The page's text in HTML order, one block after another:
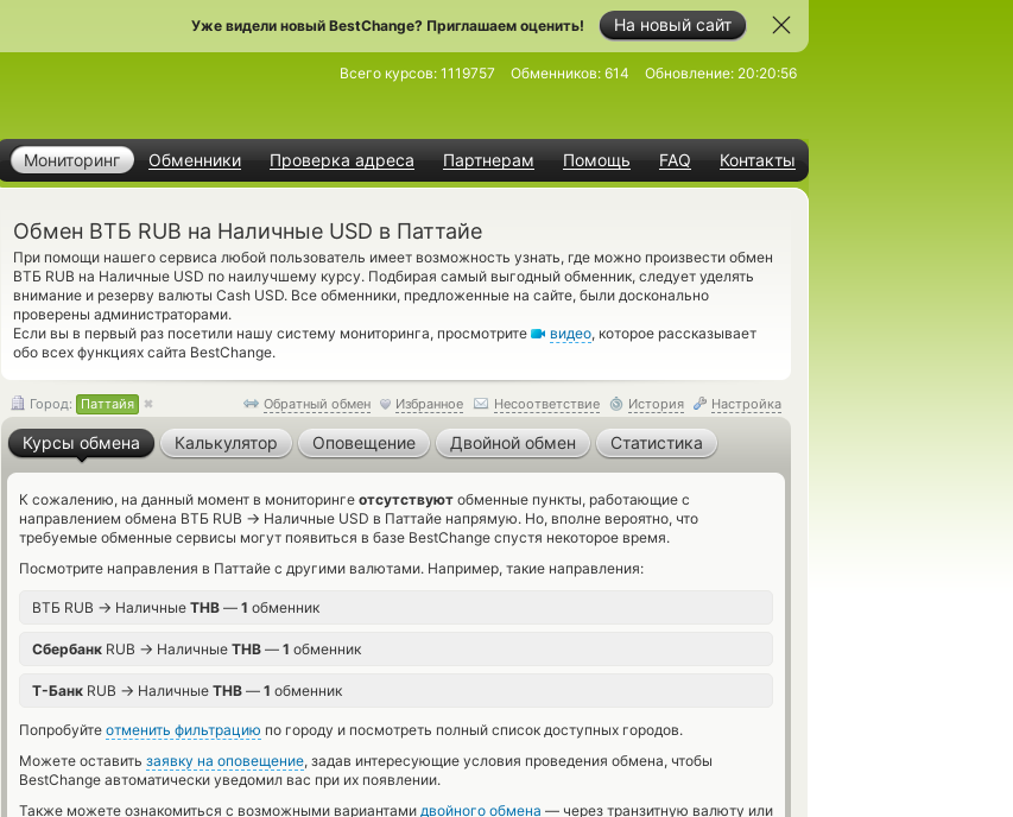
На новый сайт
Уже видели новый BestChange? Приглашаем оценить!
Мониторинг Обменники Проверка адреса Партнерам Помощь FAQ Контакты
Всего курсов: 1119757 Обменников: 614 Обновление: 20:20:56
Обмен ВТБ RUB на Наличные USD в Паттайе
При помощи нашего сервиса любой пользователь имеет возможность узнать, где можно произвести обмен
ВТБ RUB на Наличные USD по наилучшему курсу. Подбирая самый выгодный обменник, следует уделять
внимание и резерву валюты Cash USD. Все обменники, предложенные на сайте, были досконально
проверены администраторами.
Если вы в первый раз посетили нашу систему мониторинга, просмотрите
видео, которое рассказывает
обо всех функциях сайта BestChange.
Обратный обмен Избранное Несоответствие История Настройка
Город: Паттайя
Курсы обмена Калькулятор Оповещение Двойной обмен Статистика
К сожалению, на данный момент в мониторинге отсутствуют обменные пункты, работающие с
направлением обмена ВТБ RUB → Наличные USD в Паттайе напрямую. Но, вполне вероятно, что
требуемые обменные сервисы могут появиться в базе BestChange спустя некоторое время.
Посмотрите направления в Паттайе с другими валютами. Например, такие направления:
ВТБ RUB → Наличные THB — 1 обменник
Сбербанк RUB → Наличные THB — 1 обменник
Т-Банк RUB → Наличные THB — 1 обменник
Попробуйте отменить фильтрацию по городу и посмотреть полный список доступных городов.
Можете оставить заявку на оповещение, задав интересующие условия проведения обмена, чтобы
BestChange автоматически уведомил вас при их появлении.
Также можете ознакомиться с возможными вариантами двойного обмена — через транзитную валюту или